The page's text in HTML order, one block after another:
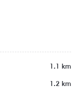
1.1 km
1.2 km